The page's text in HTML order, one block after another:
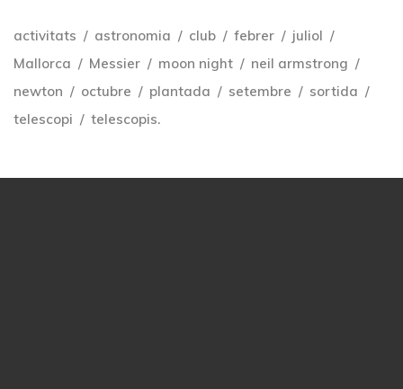
activitats astronomia club febrer
juliol
Mallorca
Messier moon night
neil armstrong
newton
octubre plantada setembre
sortida
telescopi
telescopis.